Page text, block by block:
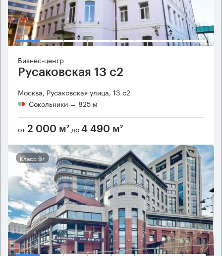
Бизнес-центр
Русаковская 13 с2
Москва, Русаковская улица, 13 с2
Сокольники → 825 м
от 2 000 м² до 4 490 м²
Класс B+